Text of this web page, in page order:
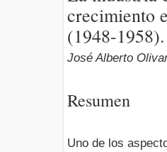
crecimiento
(1948-1958).
José Alberto
Resumen
Uno de los